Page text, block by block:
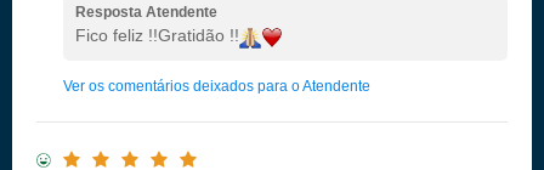
Resposta Atendente
Fico feliz !!Gratidão !!
Ver os comentários deixados para o Atendente